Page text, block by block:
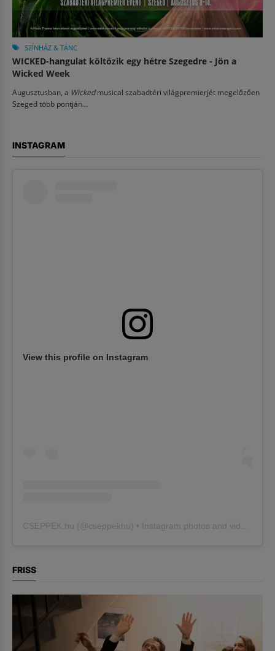
SZÍNHÁZ & TÁNC
WICKED-hangulat költözik egy hétre Szegedre - Jön a
Wicked Week
Augusztusban, a Wickedmusical szabadtéri világpremierjét megelőzően
Szeged több pontján...
INSTAGRAM
View this profile on Instagram
CSEPPEK.hu (@cseppekhu ) • Instagram photos and videos
FRISS